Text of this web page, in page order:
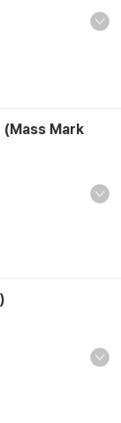
Mark